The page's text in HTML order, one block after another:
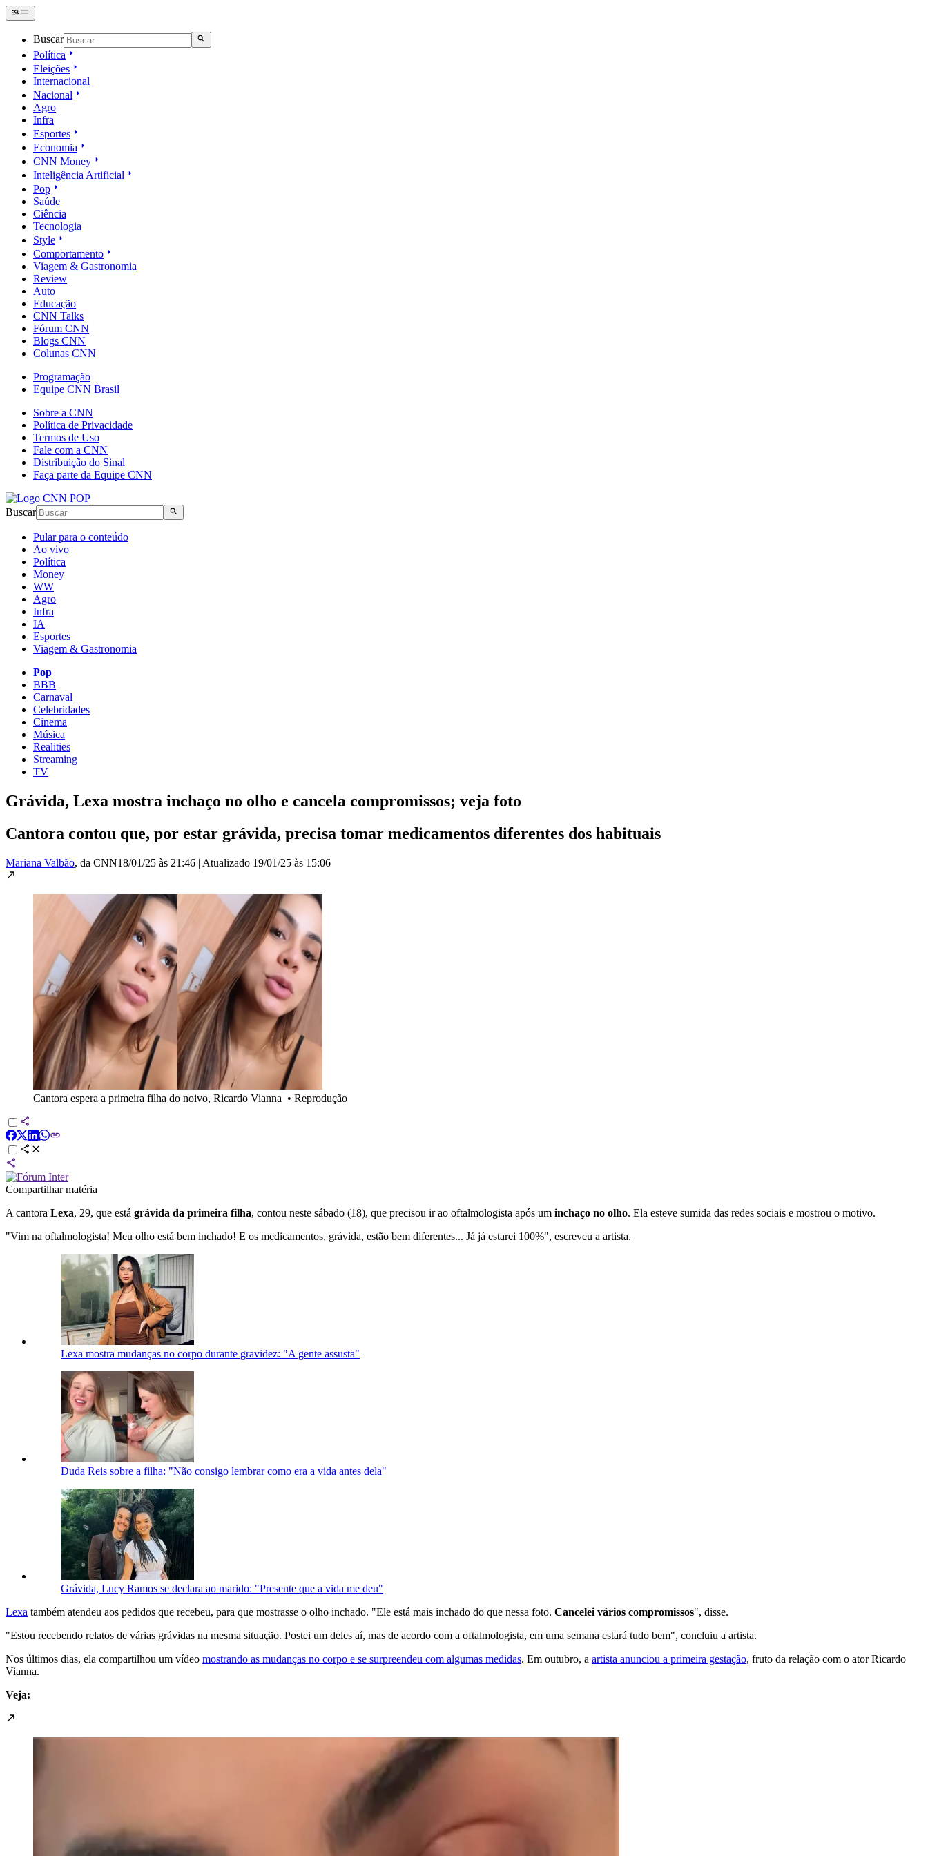
Buscar
Política
Eleições
Internacional
Nacional
Agro
Infra
Esportes
Economia
CNN Money
Inteligência Artificial
Pop
Saúde
Ciência
Tecnologia
Style
Comportamento
Viagem & Gastronomia
Review
Auto
Educação
CNN Talks
Fórum CNN
Blogs CNN
Colunas CNN
Programação
Equipe CNN Brasil
Sobre a CNN
Política de Privacidade
Termos de Uso
Fale com a CNN
Distribuição do Sinal
Faça parte da Equipe CNN
Buscar
Pular para o conteúdo
Ao vivo
Política
Money
WW
Agro
Infra
IA
Esportes
Viagem & Gastronomia
Pop
BBB
Carnaval
Celebridades
Cinema
Música
Realities
Streaming
TV
Grávida, Lexa mostra inchaço no olho e cancela compromissos; veja foto
Cantora contou que, por estar grávida, precisa tomar medicamentos diferentes dos habituais
Mariana Valbão, da CNN18/01/25 às 21:46 | Atualizado 19/01/25 às 15:06
Cantora espera a primeira filha do noivo, Ricardo Vianna • Reprodução
Compartilhar matéria
A cantora Lexa, 29, que está grávida da primeira filha, contou neste sábado (18), que precisou ir ao oftalmologista após um inchaço no olho. Ela esteve sumida das redes sociais e mostrou o motivo.
"Vim na oftalmologista! Meu olho está bem inchado! E os medicamentos, grávida, estão bem diferentes... Já já estarei 100%", escreveu a artista.
Lexa mostra mudanças no corpo durante gravidez: "A gente assusta"
Duda Reis sobre a filha: "Não consigo lembrar como era a vida antes dela"
Grávida, Lucy Ramos se declara ao marido: "Presente que a vida me deu"
Lexa também atendeu aos pedidos que recebeu, para que mostrasse o olho inchado. "Ele está mais inchado do que nessa foto. Cancelei vários compromissos", disse.
"Estou recebendo relatos de várias grávidas na mesma situação. Postei um deles aí, mas de acordo com a oftalmologista, em uma semana estará tudo bem", concluiu a artista.
Nos últimos dias, ela compartilhou um vídeo mostrando as mudanças no corpo e se surpreendeu com algumas medidas. Em outubro, a artista anunciou a primeira gestação, fruto da relação com o ator Ricardo
Vianna.
Veja: